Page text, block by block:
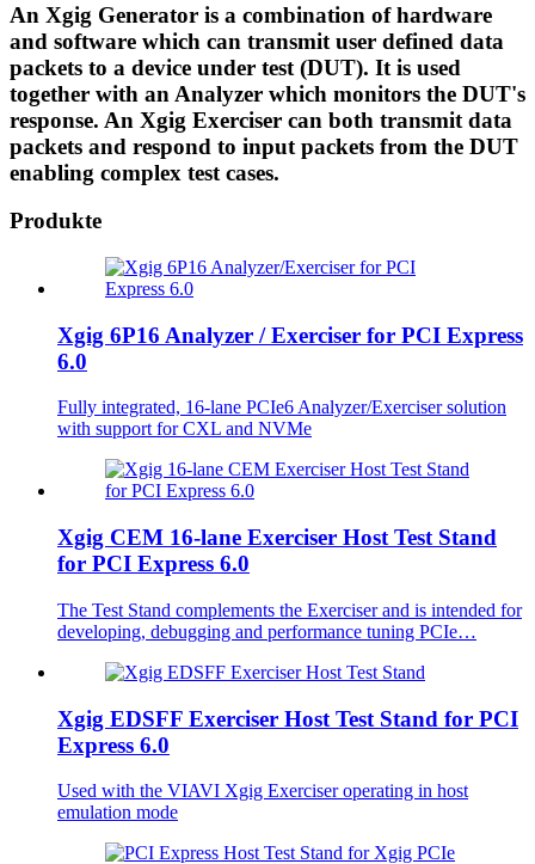
An Xgig Generator is a combination of hardware
and software which can transmit user defined data
packets to a device under test (DUT). It is used
together with an Analyzer which monitors the DUT's
response. An Xgig Exerciser can both transmit data
packets and respond to input packets from the DUT
enabling complex test cases.
Produkte
Xgig 6P16 Analyzer / Exerciser for PCI Express
6.0
Fully integrated, 16-lane PCIe6 Analyzer/Exerciser solution
with support for CXL and NVMe
Xgig CEM 16-lane Exerciser Host Test Stand
for PCI Express 6.0
The Test Stand complements the Exerciser and is intended for
developing, debugging and performance tuning PCIe…
Xgig EDSFF Exerciser Host Test Stand for PCI
Express 6.0
Used with the VIAVI Xgig Exerciser operating in host
emulation mode